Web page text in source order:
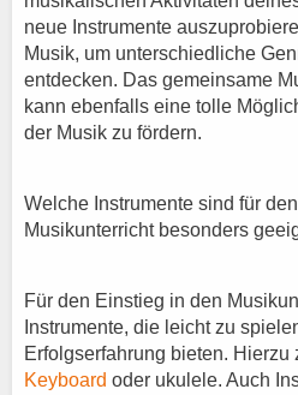
neue Instrumente
Musik, um unterschiedliche
entdecken. Das gemeinsame
kann ebenfalls eine tolle
der Musik zu fördern.
Welche Instrumente sind für
Musikunterricht besonders
Für den Einstieg in den
Instrumente, die leicht zu
Erfolgserfahrung bieten. Hierzu
Keyboard oder ukulele. Auch